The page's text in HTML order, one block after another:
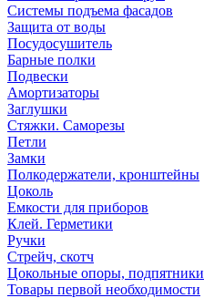
Системы подъема фасадов
Защита от воды
Посудосушитель
Барные полки
Подвески
Амортизаторы
Заглушки
Стяжки. Саморезы
Петли
Замки
Полкодержатели, кронштейны
Цоколь
Емкости для приборов
Клей. Герметики
Ручки
Стрейч, скотч
Цокольные опоры, подпятники
Товары первой необходимости